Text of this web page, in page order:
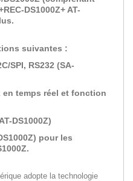
DS1000Z+ AT-
suivantes :
SPI, RS232 (SA-
temps réel et fonction
DS1000Z)
pour les
adopte la technologie